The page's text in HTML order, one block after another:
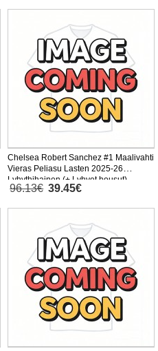
Chelsea Robert Sanchez #1 Maalivahti
Vieras Peliasu Lasten 2025-26
Lyhythihainen (+ Lyhyet housut)
96.13€ 39.45€